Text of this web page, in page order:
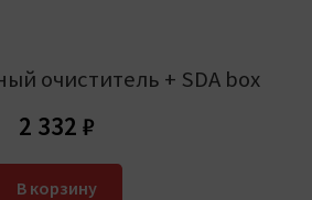
очиститель + SDA box
2 332 ₽
В корзину